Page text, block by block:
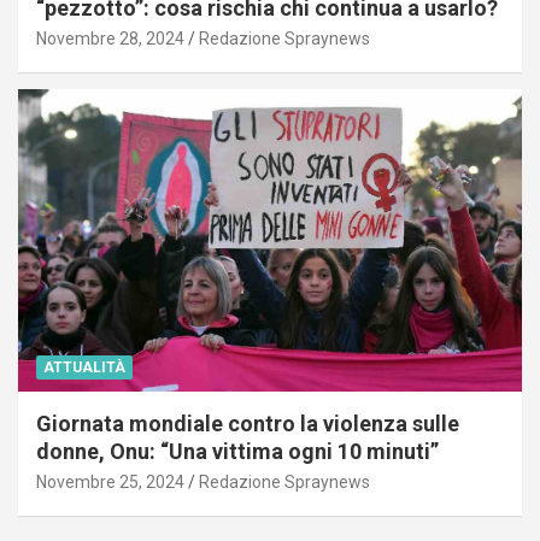
“pezzotto”: cosa rischia chi continua a usarlo?
Novembre 28, 2024 Redazione Spraynews
ATTUALITÀ
Giornata mondiale contro la violenza sulle
donne, Onu: “Una vittima ogni 10 minuti”
Novembre 25, 2024 Redazione Spraynews